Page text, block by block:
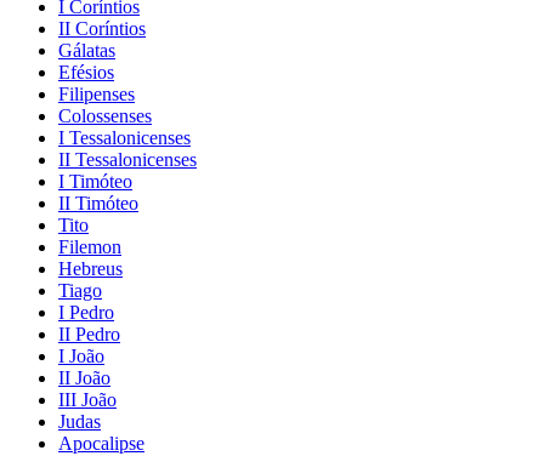
I Coríntios
II Coríntios
Gálatas
Efésios
Filipenses
Colossenses
I Tessalonicenses
II Tessalonicenses
I Timóteo
II Timóteo
Tito
Filemon
Hebreus
Tiago
I Pedro
II Pedro
I João
II João
III João
Judas
Apocalipse